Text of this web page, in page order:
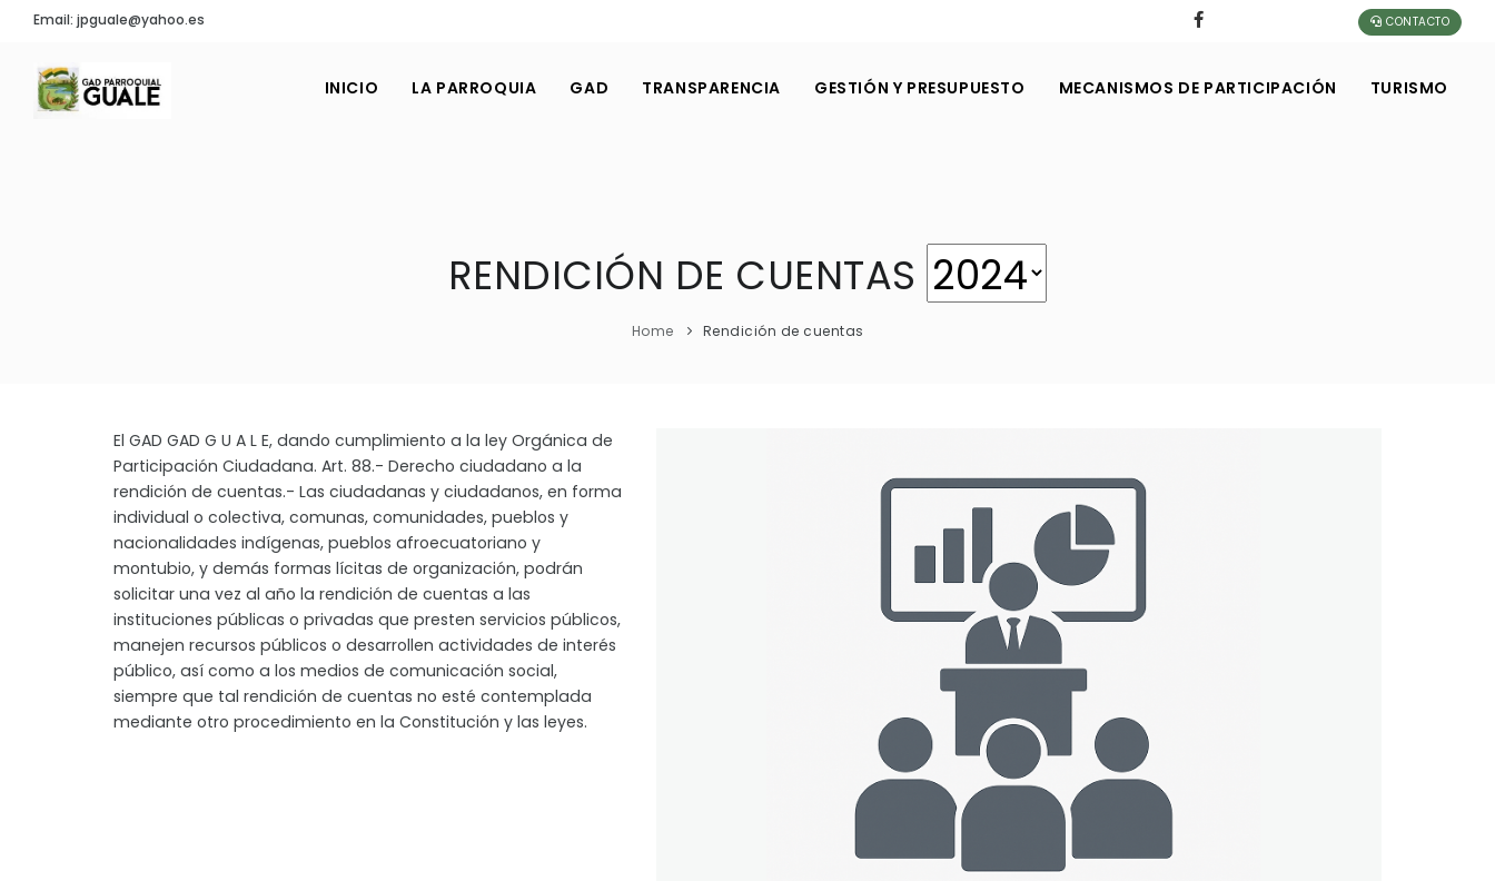
Email: jpguale@yahoo.es CONTACTO
INICIO LA PARROQUIA GAD TRANSPARENCIA GESTIÓN Y PRESUPUESTO MECANISMOS DE PARTICIPACIÓN TURISMO
RENDICIÓN DE CUENTAS
Home Rendición de cuentas
El GAD GAD G U A L E, dando cumplimiento a la ley Orgánica de
Participación Ciudadana. Art. 88.- Derecho ciudadano a la
rendición de cuentas.- Las ciudadanas y ciudadanos, en forma
individual o colectiva, comunas, comunidades, pueblos y
nacionalidades indígenas, pueblos afroecuatoriano y
montubio, y demás formas lícitas de organización, podrán
solicitar una vez al año la rendición de cuentas a las
instituciones públicas o privadas que presten servicios públicos,
manejen recursos públicos o desarrollen actividades de interés
público, así como a los medios de comunicación social,
siempre que tal rendición de cuentas no esté contemplada
mediante otro procedimiento en la Constitución y las leyes.